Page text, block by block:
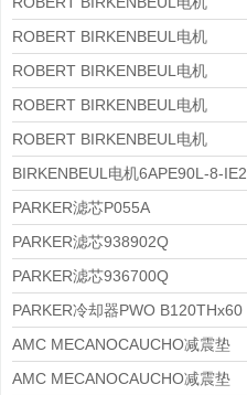
8APE160L-4-IE3
ROBERT BIRKENBEUL电机
8APE112M-6K-IE3
ROBERT BIRKENBEUL电机
8APE100L-2 IE3
ROBERT BIRKENBEUL电机
8APE90S-4 IE3
ROBERT BIRKENBEUL电机
8APE80M-2K-IE3
BIRKENBEUL电机6APE90L-8-IE2
PARKER滤芯P055A
PARKER滤芯938902Q
PARKER滤芯936700Q
PARKER冷却器PWO B120THx60
AMC MECANOCAUCHO减震垫
138552
AMC MECANOCAUCHO减震垫